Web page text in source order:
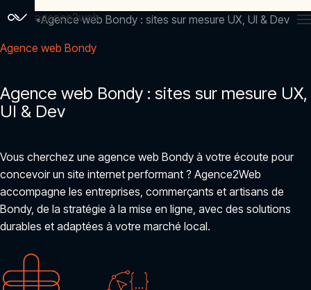
agence2web
Accueil Agence web Bondy : sites sur mesure UX, UI & Dev
Agence web Bondy
Agence web Bondy : sites sur mesure UX,
UI & Dev
Vous cherchez une agence web Bondy à votre écoute pour
concevoir un site internet performant ? Agence2Web
accompagne les entreprises, commerçants et artisans de
Bondy, de la stratégie à la mise en ligne, avec des solutions
durables et adaptées à votre marché local.